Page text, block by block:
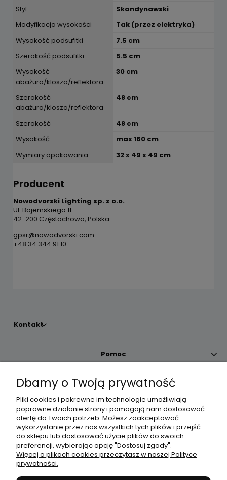
Styl
Skandynawski
Modyfikacja wysokości
Tak (przez elektryka)
Wysokość podsufitki
7.5 cm
Szerokość podsufitki
5.5 cm
Wysokość
abażura/klosza/reflektora
30 cm
Szerokość
abażura/klosza/reflektora
48 cm
Szerokość
48 cm
Wysokość
max 160 cm
Wymiary opakowania
32 x 49 x 49 cm
Producent
Nowodvorski Lighting sp. z o.o.
Ul. Bojemskiego 11
42-200 Częstochowa, Polska
gpsr@nowodvorski.com
+48 34 344 91 10
Kontakt
Pomoc
Moje konto
Płatności i dostawa
Informacje
Dbamy o Twoją prywatność
Pliki cookies i pokrewne im technologie umożliwiają
poprawne działanie strony i pomagają nam dostosować
ofertę do Twoich potrzeb. Możesz zaakceptować
wykorzystanie przez nas wszystkich tych plików i przejść
do sklepu lub dostosować użycie plików do swoich
preferencji, wybierając opcję "Dostosuj zgody".
Więcej o plikach cookies przeczytasz w naszej Polityce
prywatności.